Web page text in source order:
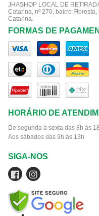
JHASHOP LOCAL DE
Catarina, nº 270, bairro
Catarina.
FORMAS DE
HORÁRIO DE
De segunda à sexta das 8h às
Aos sábados das 9h às 13h
SIGA-NOS